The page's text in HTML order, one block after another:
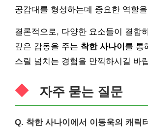
공감대를 형성하는데 중요한 역할
결론적으로, 다양한 요소들이 결합
깊은 감동을 주는 착한 사나이 를 통
스릴 넘치는 경험을 만끽하시길 바
자주 묻는 질문
Q. 착한 사나이에서 이동욱의 캐릭